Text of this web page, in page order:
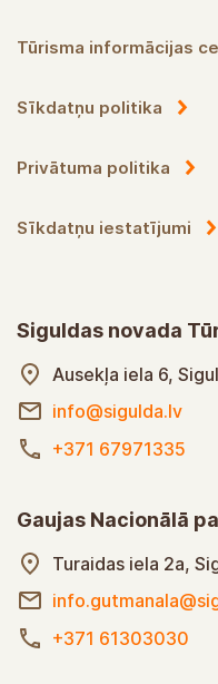
Tūrisma informācijas
Sīkdatņu politika
Privātuma politika
Sīkdatņu iestatījumi
Siguldas novada
Ausekļa iela 6,
info@sigulda.lv
+371 67971335
Gaujas Nacionālā
Turaidas iela 2a,
+371 61303030